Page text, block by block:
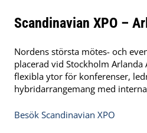
Scandinavian XPO –
Nordens största mötes- och
placerad vid Stockholm
flexibla ytor för konferenser,
hybridarrangemang med
Besök Scandinavian XPO